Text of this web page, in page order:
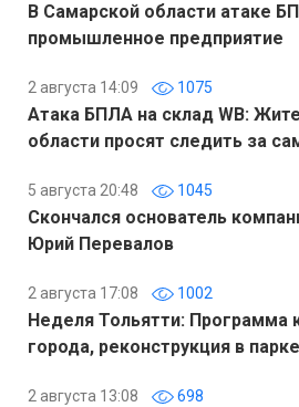
В Самарской области атаке
промышленное предприятие
2 августа 14:09 1075
Атака БПЛА на склад WB:
области просят следить за
5 августа 20:48 1045
Скончался основатель
Юрий Перевалов
2 августа 17:08 1002
Неделя Тольятти: Программа
города, реконструкция в
2 августа 13:08 698